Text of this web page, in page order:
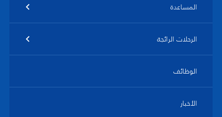
المساعدة
الرحلات الرائجة
الوظائف
الأخبار